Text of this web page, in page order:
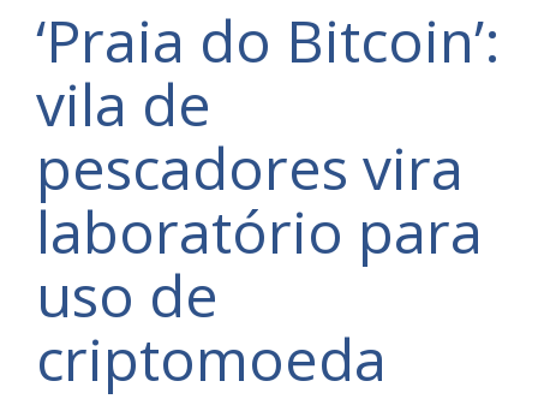
‘Praia do Bitcoin’:
vila de
pescadores vira
laboratório para
uso de
criptomoeda